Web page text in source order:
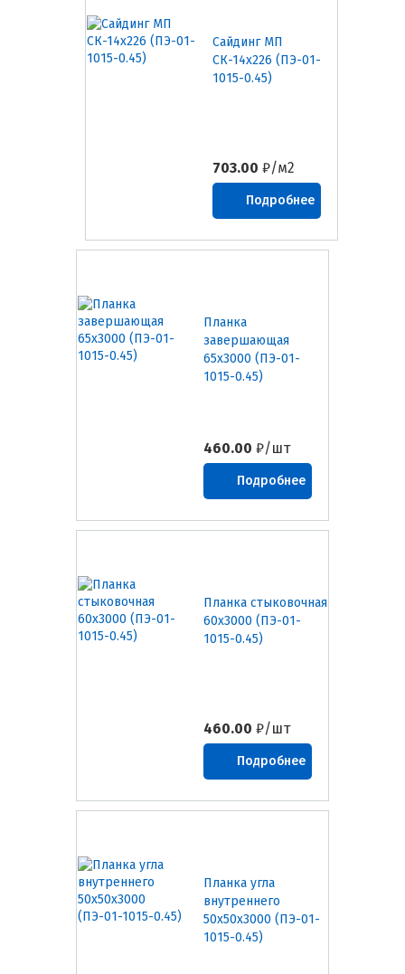
Сайдинг МП
СК-14х226 (ПЭ-01-
1015-0.45)
703.00 ₽/м2
Подробнее
Планка
завершающая
65х3000 (ПЭ-01-
1015-0.45)
460.00 ₽/шт
Подробнее
Планка стыковочная
60х3000 (ПЭ-01-
1015-0.45)
460.00 ₽/шт
Подробнее
Планка угла
внутреннего
50х50х3000 (ПЭ-01-
1015-0.45)